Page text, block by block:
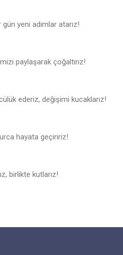
yeni adımlar atarız!
paylaşarak çoğaltırız!
ederiz, değişimi kucaklarız!
hayata geçiririz!
birlikte kutlarız!